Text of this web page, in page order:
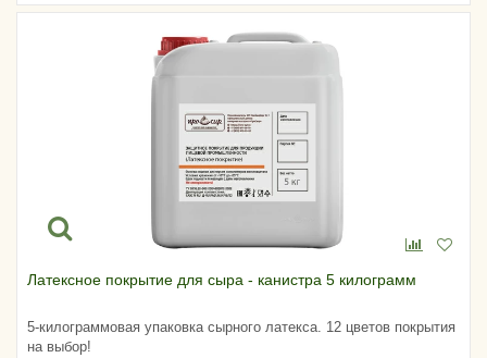
Латексное покрытие для сыра - канистра 5 килограмм
5-килограммовая упаковка сырного латекса. 12 цветов покрытия
на выбор!